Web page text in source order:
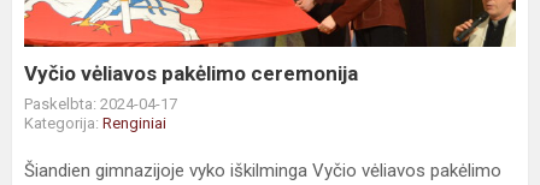
Vyčio vėliavos pakėlimo ceremonija
Paskelbta: 2024-04-17
Kategorija: Renginiai
Šiandien gimnazijoje vyko iškilminga Vyčio vėliavos pakėlimo